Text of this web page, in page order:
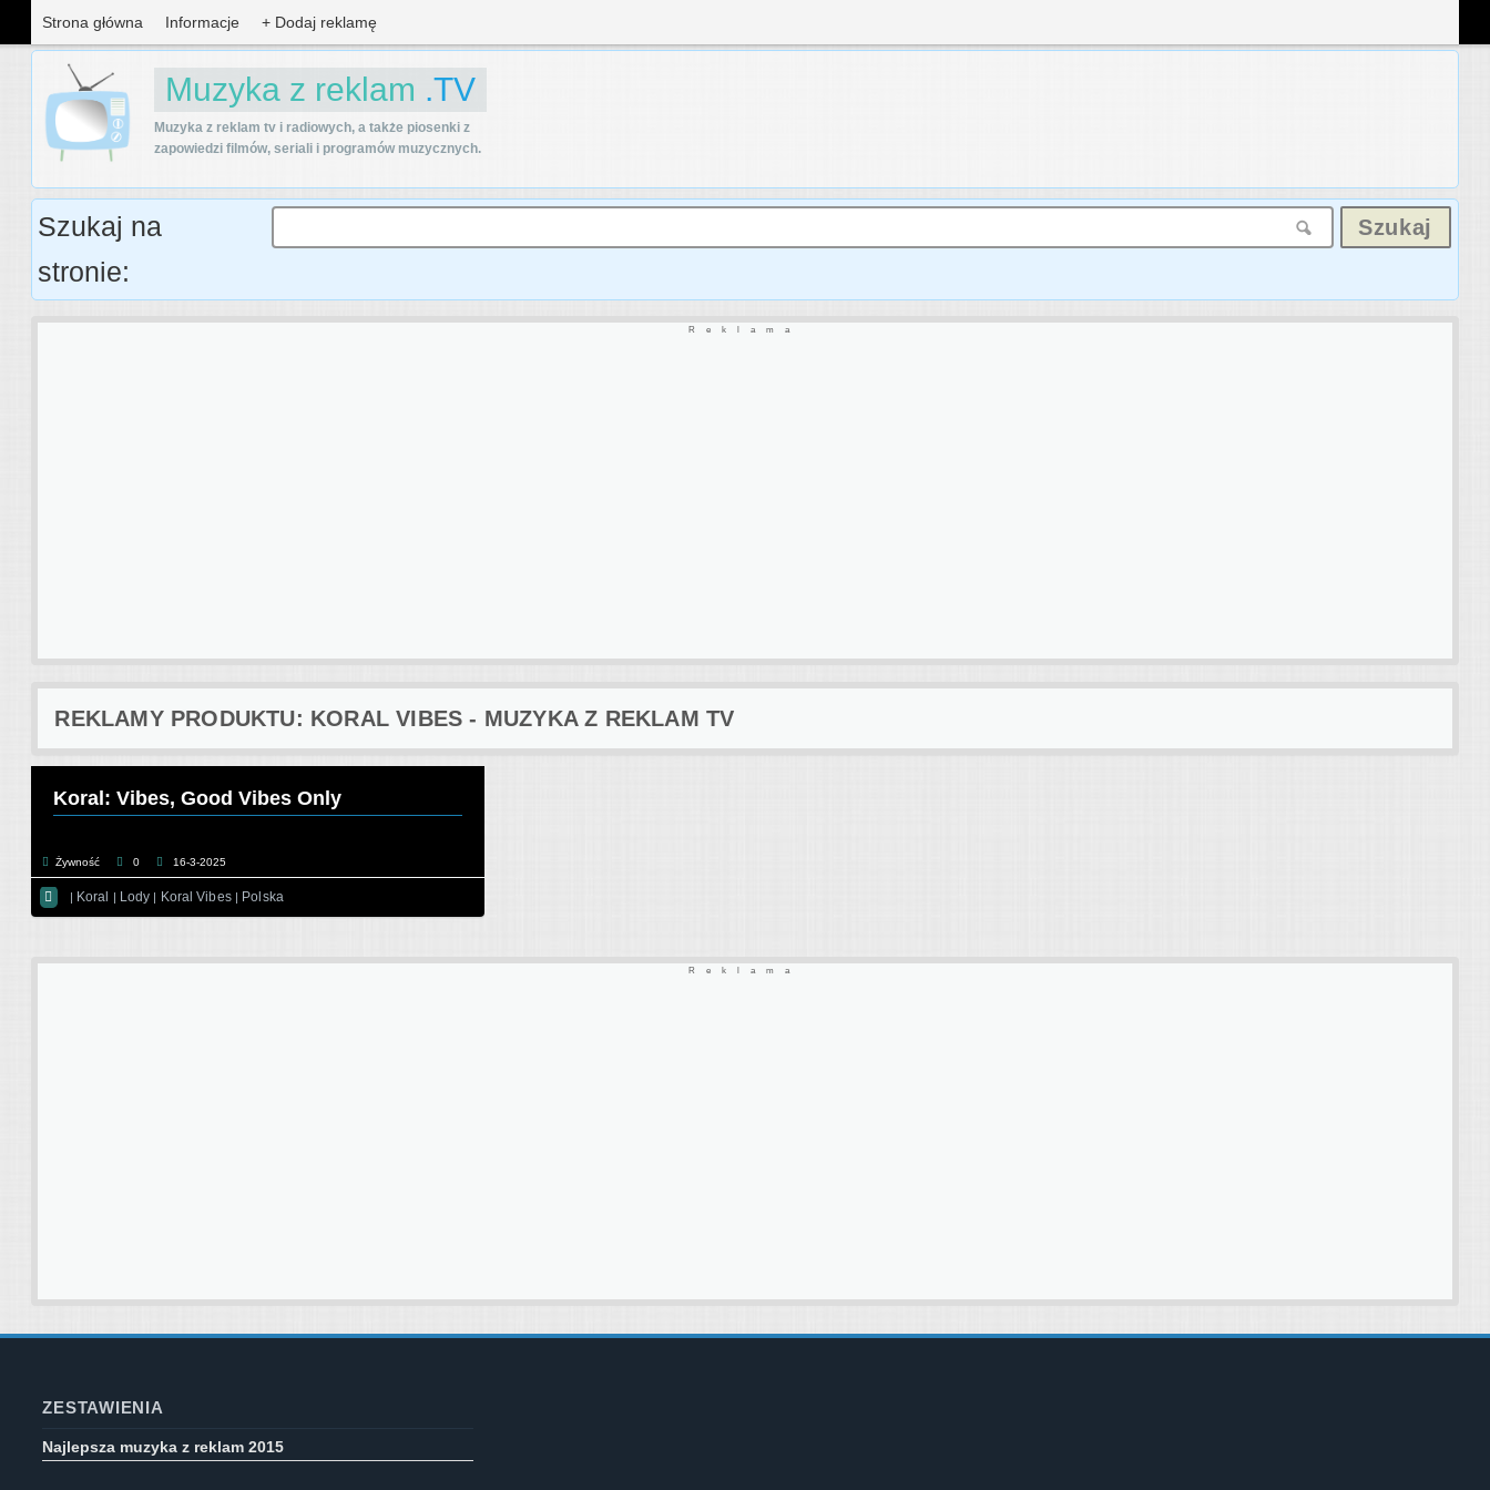
Strona główna Informacje + Dodaj reklamę
Muzyka z reklam .TV
Muzyka z reklam tv i radiowych, a także piosenki z
zapowiedzi filmów, seriali i programów muzycznych.
Szukaj na
stronie:
Reklama
REKLAMY PRODUKTU: KORAL VIBES - MUZYKA Z REKLAM TV
Koral: Vibes, Good Vibes Only
Żywność 0 16-3-2025
 | Koral | Lody | Koral Vibes| Polska
Reklama
ZESTAWIENIA
Najlepsza muzyka z reklam 2015